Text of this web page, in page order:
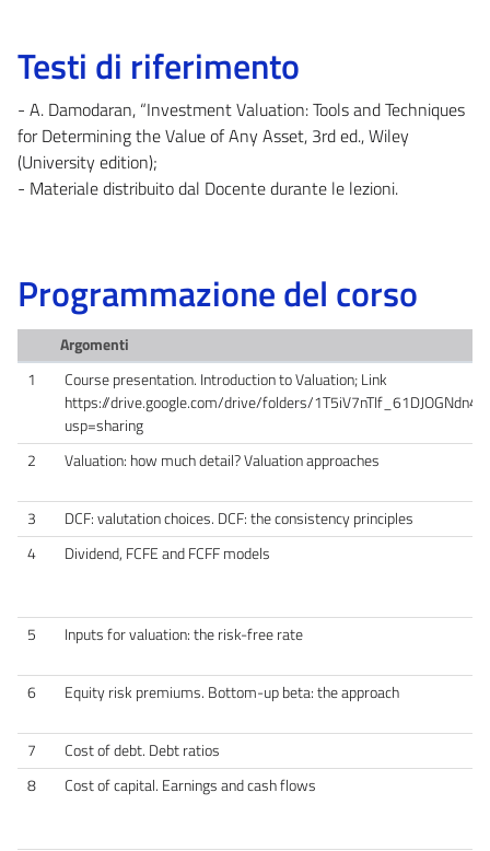
Testi di riferimento
- A. Damodaran, “Investment Valuation: Tools and Techniques
for Determining the Value of Any Asset, 3rd ed., Wiley
(University edition);
- Materiale distribuito dal Docente durante le lezioni.
Programmazione del corso
Argomenti
1
Course presentation. Introduction to Valuation; Link
https://drive.google.com/drive/folders/
usp=sharing
2
Valuation: how much detail? Valuation approaches
3
DCF: valutation choices. DCF: the consistency principles
4
Dividend, FCFE and FCFF models
5 Inputs for valuation: the risk-free rate
6 Equity risk premiums. Bottom-up beta: the approach
7
Cost of debt. Debt ratios
8
Cost of capital. Earnings and cash flows